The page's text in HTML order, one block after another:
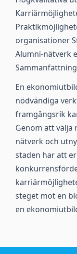
organisationer
Alumni-nätverk
Sammanfattning
En
nödvändiga
framgångsrik
Genom att
nätverk och
staden har att
steget mot en
en